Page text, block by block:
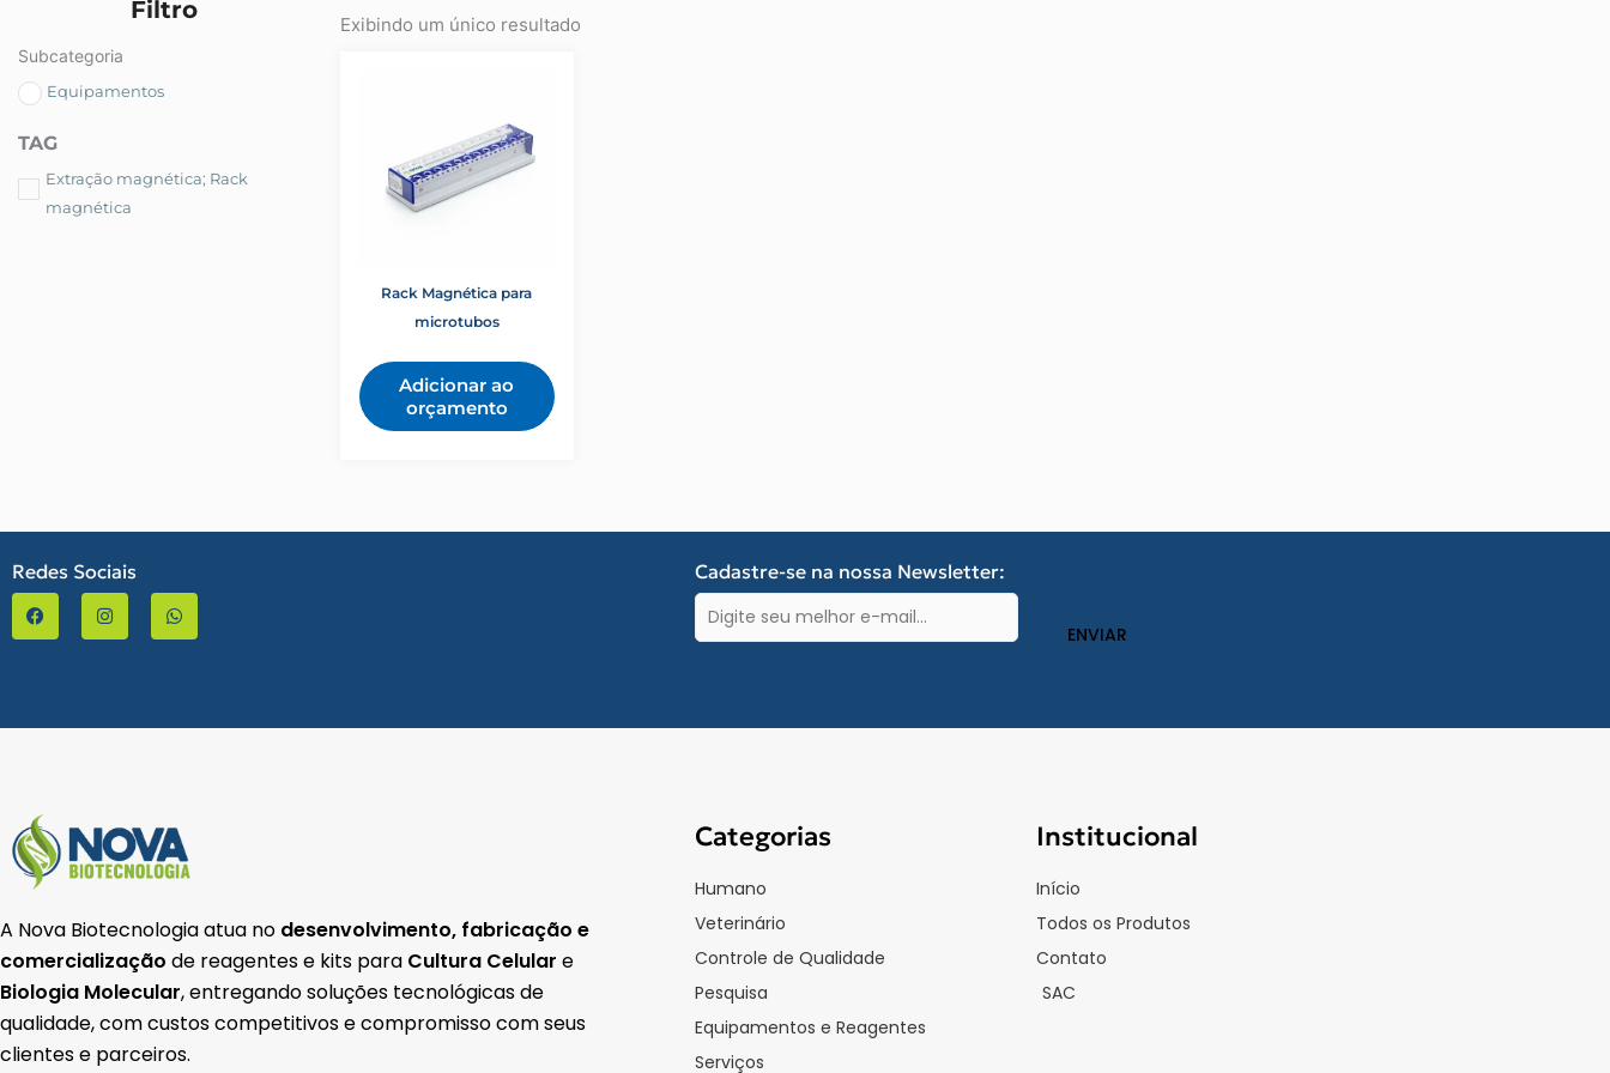
Filtro
Subcategoria
Equipamentos
TAG
Extração magnética; Rack
magnética
Exibindo um único resultado
Rack Magnética para
microtubos
Adicionar ao
orçamento
Redes Sociais
F
a
c
e
-
I
n
s
t
m
W
h
a
t
Cadastre-se na nossa Newsletter:
E-
mail
A Nova Biotecnologia atua no desenvolvimento, fabricação e
comercialização de reagentes e kits para Cultura Celular e
Biologia Molecular, entregando soluções tecnológicas de
qualidade, com custos competitivos e compromisso com seus
clientes e parceiros.
Categorias
Humano
Veterinário
Controle de Qualidade
Pesquisa
Equipamentos e Reagentes
Serviços
Institucional
Início
Todos os Produtos
Contato
SAC